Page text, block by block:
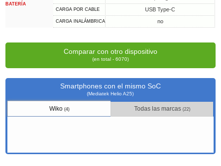
BATERÍA
CARGA POR CABLE USB Type-C
CARGA INALÁMBRICA no
Comparar con otro dispositivo
(en total - 6070)
Smartphones con el mismo SoC
(Mediatek Helio A25)
Wiko (4) Todas las marcas (22)